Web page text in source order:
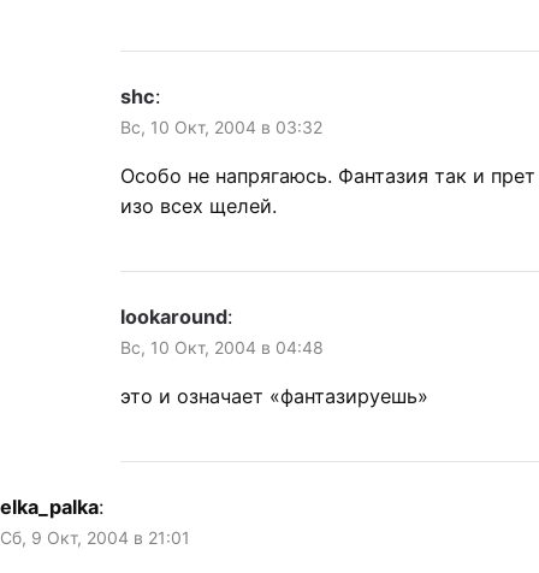
shc:
Вс, 10 Окт, 2004 в 03:32
Особо не напрягаюсь. Фантазия так и прет
изо всех щелей.
lookaround:
Вс, 10 Окт, 2004 в 04:48
это и означает «фантазируешь»
elka_palka:
Сб, 9 Окт, 2004 в 21:01